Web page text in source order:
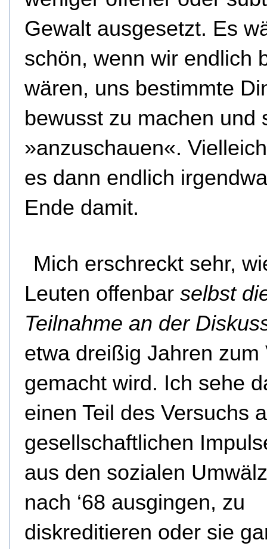
Gewalt ausgesetzt. Es
schön, wenn wir endlich
wären, uns bestimmte
bewusst zu machen und
»anzuschauen«.
es dann endlich
Ende damit.
Mich erschreckt sehr,
Leuten offenbar selbst
Teilnahme an der
etwa dreißig Jahren zum
gemacht wird. Ich sehe
einen Teil des Versuchs
gesellschaftlichen
aus den sozialen
nach ‘68 ausgingen, zu
diskreditieren oder sie